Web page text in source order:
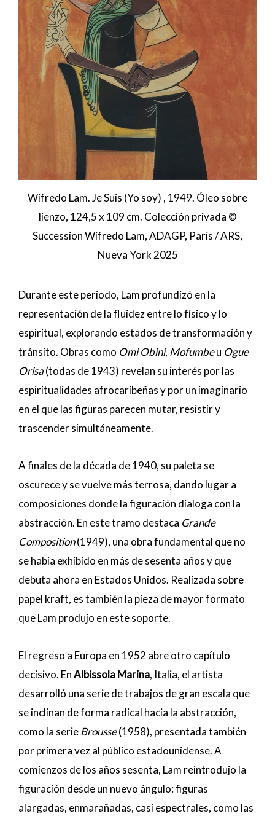
Wifredo Lam. Je Suis (Yo soy) , 1949. Óleo sobre
lienzo, 124,5 x 109 cm. Colección privada ©
Succession Wifredo Lam, ADAGP, París / ARS,
Nueva York 2025
Durante este periodo, Lam profundizó en la
representación de la fluidez entre lo físico y lo
espiritual, explorando estados de transformación y
tránsito. Obras como Omi Obini, Mofumbeu Ogue
Orisa(todas de 1943) revelan su interés por las
espiritualidades afrocaribeñas y por un imaginario
en el que las figuras parecen mutar, resistir y
trascender simultáneamente.
A finales de la década de 1940, su paleta se
oscurece y se vuelve más terrosa, dando lugar a
composiciones donde la figuración dialoga con la
abstracción. En este tramo destaca Grande
Composition(1949), una obra fundamental que no
se había exhibido en más de sesenta años y que
debuta ahora en Estados Unidos. Realizada sobre
papel kraft, es también la pieza de mayor formato
que Lam produjo en este soporte.
El regreso a Europa en 1952 abre otro capítulo
decisivo. EnAlbissola Marina, Italia, el artista
desarrolló una serie de trabajos de gran escala que
se inclinan de forma radical hacia la abstracción,
como la serieBrousse(1958), presentada también
por primera vez al público estadounidense. A
comienzos de los años sesenta, Lam reintrodujo la
figuración desde un nuevo ángulo: figuras
alargadas, enmarañadas, casi espectrales, como las